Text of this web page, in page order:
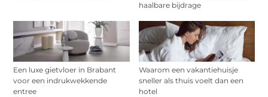
haalbare bijdrage
Een luxe gietvloer in Brabant
voor een indrukwekkende
entree
Waarom een vakantiehuisje
sneller als thuis voelt dan een
hotel